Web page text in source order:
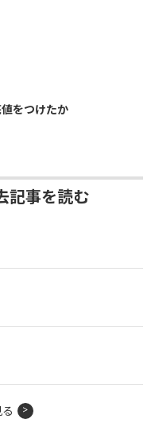
をつけたか
記事を読む